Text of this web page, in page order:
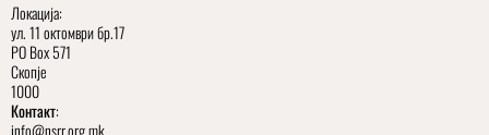
Локација:
ул. 11 октомври бр.17
PO Box 571
Скопје
1000
Контакт: